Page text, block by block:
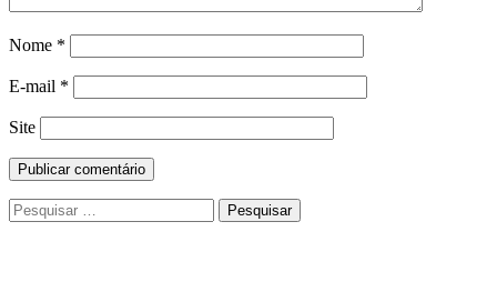
Nome *
E-mail *
Site
Pesquisar
por: